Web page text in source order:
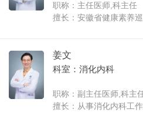
职称：主任医师,科主任
擅长：安徽省健康素养
副会长，安徽省医师协
员，安徽省预防医学会糖
姜文
科室：消化内科
职称：副主任医师,科主
擅长：从事消化内科工